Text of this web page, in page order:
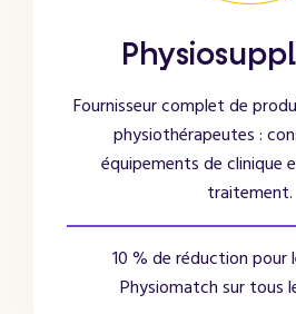
Fournisseur complet de
physiothérapeutes :
équipements de clinique
traitement.
10 % de réduction pour
Physiomatch sur tous